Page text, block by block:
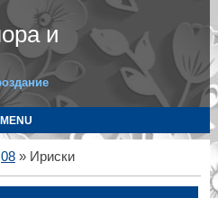
и
MENU
08» Ириски